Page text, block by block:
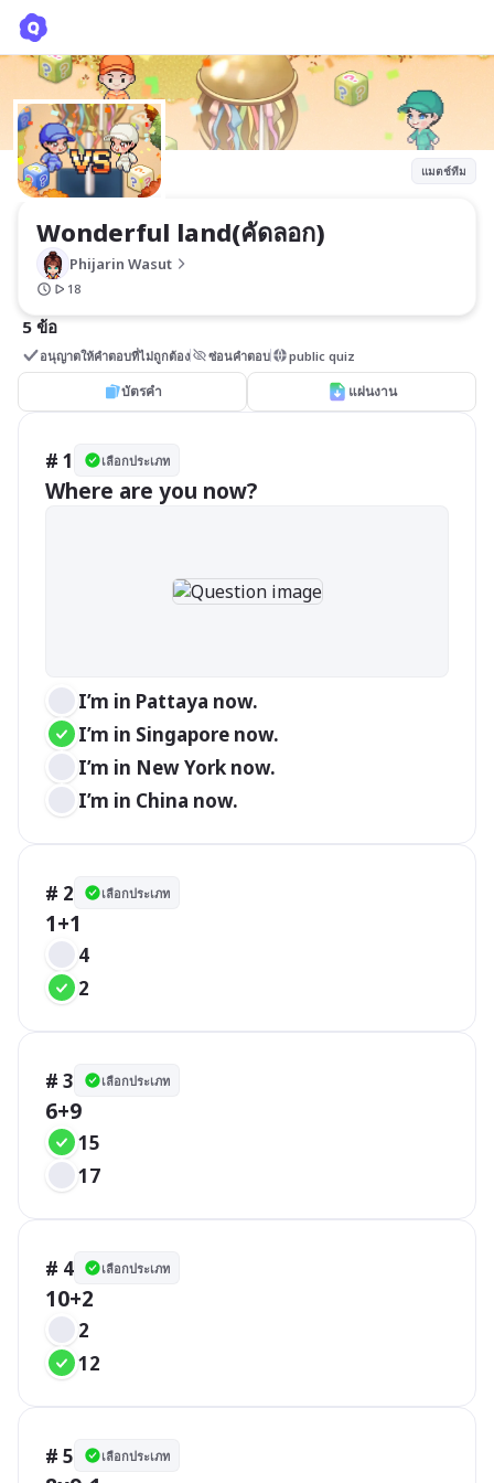
แมตช์ทีม
Wonderful land(คัดลอก)
Phijarin Wasut
18
5 ข้อ
อนุญาตให้คำตอบที่ไม่ถูกต้อง ซ่อนคำตอบ public quiz
บัตรคำ แผ่นงาน
# 1 เลือกประเภท
Where are you now?
I’m in Pattaya now.
I’m in Singapore now.
I’m in New York now.
I’m in China now.
# 2 เลือกประเภท
1+1
4
2
# 3 เลือกประเภท
6+9
15
17
# 4 เลือกประเภท
10+2
2
12
# 5 เลือกประเภท